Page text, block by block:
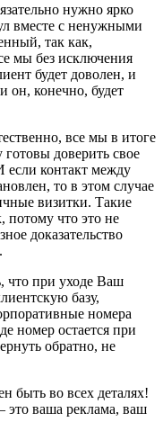
нужно ярко
вместе с ненужными
так как,
мы без исключения
будет доволен, и
он, конечно, будет
все мы в итоге
доверить свое
если контакт между
то в этом случае
визитки. Такие
потому что это не
доказательство
что при уходе Ваш
базу,
номера
номер остается при
обратно, не
быть во всех деталях!
ваша реклама, ваш